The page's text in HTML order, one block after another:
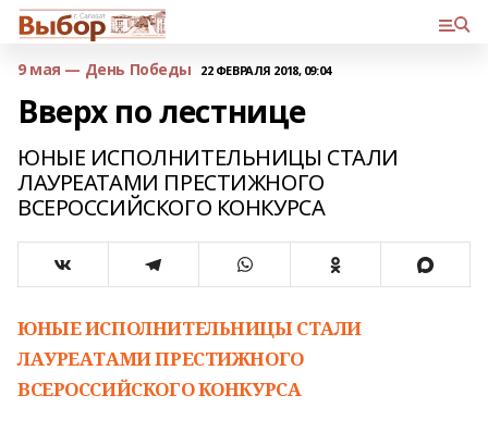
9 мая — День Победы 22 ФЕВРАЛЯ 2018, 09:04
Вверх по лестнице
ЮНЫЕ ИСПОЛНИТЕЛЬНИЦЫ СТАЛИ
ЛАУРЕАТАМИ ПРЕСТИЖНОГО
ВСЕРОССИЙСКОГО КОНКУРСА
ЮНЫЕ ИСПОЛНИТЕЛЬНИЦЫ СТАЛИ
ЛАУРЕАТАМИ ПРЕСТИЖНОГО
ВСЕРОССИЙСКОГО КОНКУРСА